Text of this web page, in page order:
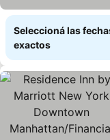
Seleccioná las
exactos